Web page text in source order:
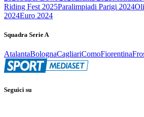
Riding Fest 2025Paralimpiadi Parigi 2024
2024Euro 2024
Squadra Serie A
AtalantaBolognaCagliariComoFiorentina
Seguici su